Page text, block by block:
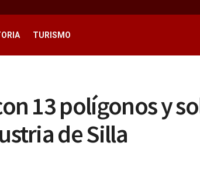
TURISMO
13 polígonos y
de Silla